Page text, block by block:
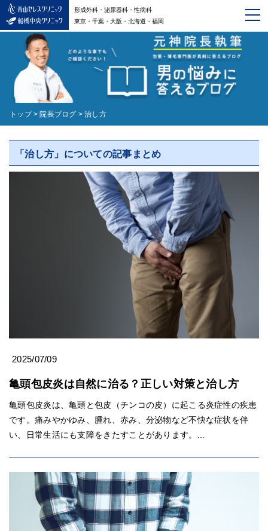
形成外科・泌尿器科・性病科
東京・千葉・大阪・北海道・福岡
トップ > 院長ブログ > 治し方
「治し方」についての記事まとめ
2025/07/09
亀頭包皮炎は自然に治る？正しい対策と治し方
亀頭包皮炎は、亀頭と包皮（チンコの皮）に起こる炎症性の疾患
です。痛みやかゆみ、腫れ、赤み、分泌物など不快な症状を伴
い、日常生活にも支障をきたすことがあります。...